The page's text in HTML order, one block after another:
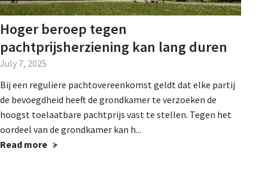
Hoger beroep tegen
pachtprijsherziening kan lang duren
July 7, 2025
Bij een reguliere pachtovereenkomst geldt dat elke partij
de bevoegdheid heeft de grondkamer te verzoeken de
hoogst toelaatbare pachtprijs vast te stellen. Tegen het
oordeel van de grondkamer kan h...
Read more